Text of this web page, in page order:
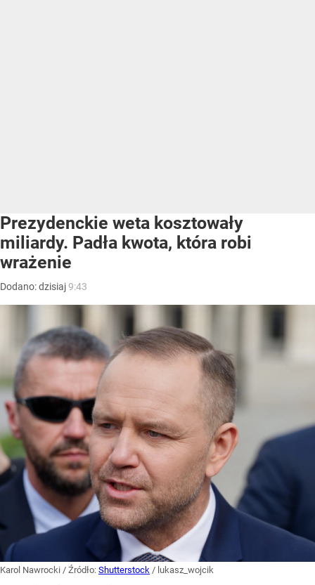
Prezydenckie weta kosztowały
miliardy. Padła kwota, która robi
wrażenie
Dodano:dzisiaj9:43
Karol Nawrocki / Źródło: Shutterstock / lukasz_wojcik